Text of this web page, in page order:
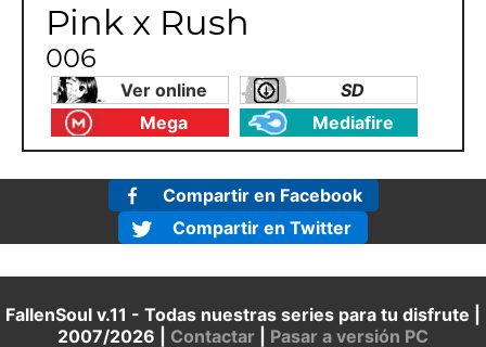
Pink x Rush
006
Ver online
SD
Mega
Mediafire
Compartir en Facebook
Compartir en Twitter
FallenSoul v.11 - Todas nuestras series para tu disfrute |
2007/2026 | Contactar Pasar a versión PC